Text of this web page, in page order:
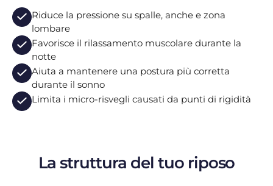
Riduce la pressione su spalle, anche e zona
lombare
Favorisce il rilassamento muscolare durante la
notte
Aiuta a mantenere una postura più corretta
durante il sonno
Limita i micro-risvegli causati da punti di rigidità
La struttura del tuo riposo